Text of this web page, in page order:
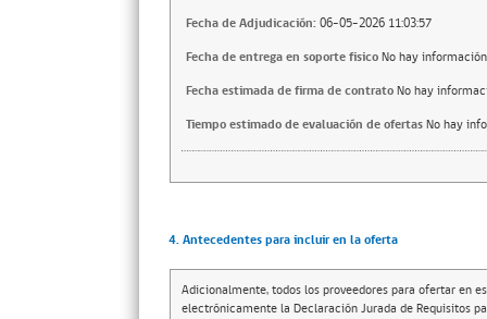
Fecha de Adjudicación: 06-05-2026 11:03:57
Fecha de entrega en soporte fisicoNo hay información
Fecha estimada de firma de contratoNo hay
Tiempo estimado de evaluación de ofertasNo hay
4. Antecedentes para incluir en la oferta
Adicionalmente, todos los proveedores para ofertar en
electrónicamente la Declaración Jurada de Requisitos